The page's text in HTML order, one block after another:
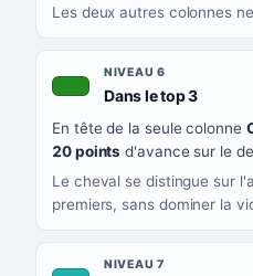
Les deux autres colonnes
NIVEAU 6
Dans le top 3,
En tête de la seule colonne
20 points d'avance sur le
Le cheval se distingue sur
premiers, sans dominer la
NIVEAU 7